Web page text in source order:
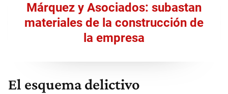
Márquez y Asociados: subastan
materiales de la construcción de
la empresa
El esquema delictivo